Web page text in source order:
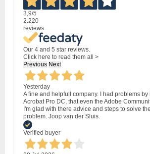
3,9/5
2.220
reviews
Our 4 and 5 star reviews.
Click here to read them all >
Previous Next
Yesterday
A fine and helpfull company. I had problems
Acrobat Pro DC, that even the Adobe
I'm glad with there advice and steps to solve
problem. Joop van der Sluis.
Verified buyer